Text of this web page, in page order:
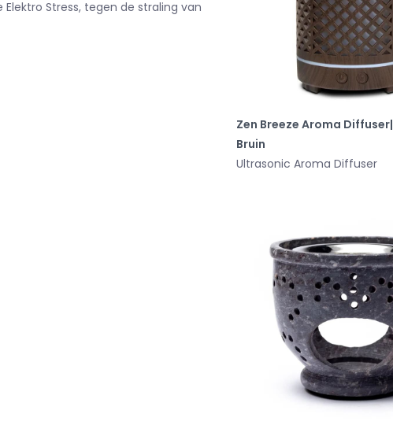
Stress, tegen de straling van
Zen Breeze Aroma Diffuser|
Bruin
Ultrasonic Aroma Diffuser